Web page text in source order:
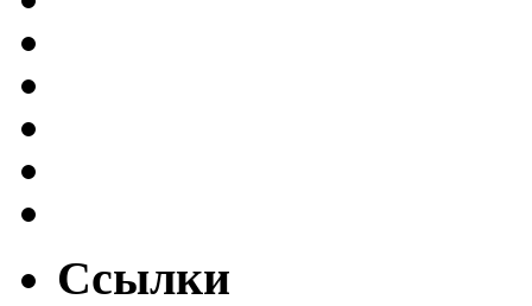
Ссылки